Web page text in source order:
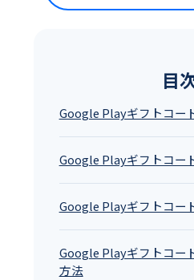
目
Google Playギフトコー
Google Playギフトコー
Google Playギフトコー
Google Playギフトコー
方法